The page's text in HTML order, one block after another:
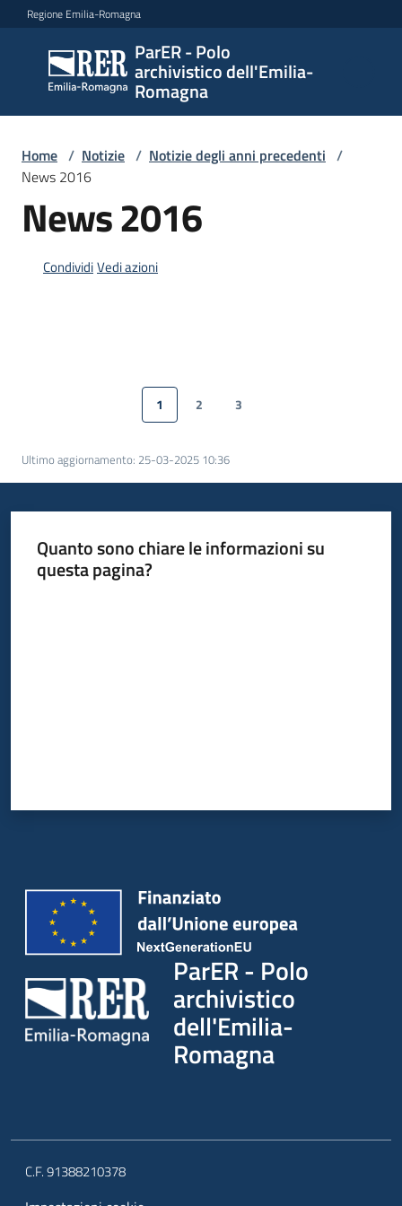
Vai al contenuto
Vai alla navigazione
Vai al footer
Regione Emilia-Romagna
ParER - Polo
archivistico dell'Emilia-
Romagna
ParER -
Polo
archivistico
Romagna
Polo
Argomenti
Home / Notizie / Notizie degli anni precedenti /
News 2016
News 2016
CondividiVedi azioni
Pagina precedente
Pagina
1 Pagina
2 Pagina
3
Ultimo aggiornamento: 25-03-2025 10:36
Quanto sono chiare le informazioni su
questa pagina?
ParER - Polo
archivistico
dell'Emilia-
Romagna
C.F. 91388210378